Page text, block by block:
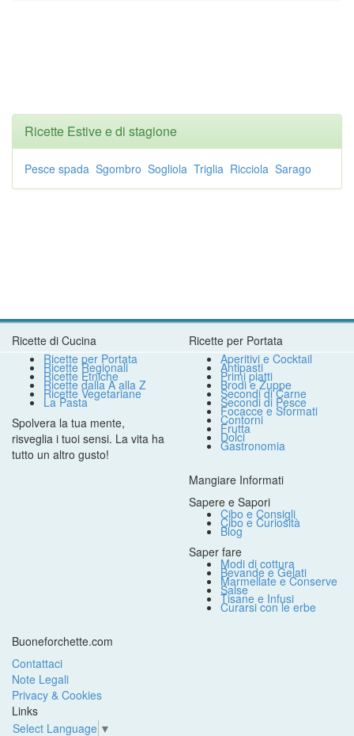
Ricette Estive e di stagione
Pesce spada Sgombro Sogliola Triglia Ricciola Sarago
Ricette di Cucina
Ricette per Portata
Ricette Regionali
Ricette Etniche
Ricette dalla A alla Z
Ricette Vegetariane
La Pasta
Spolvera la tua mente,
risveglia i tuoi sensi. La vita ha
tutto un altro gusto!
Ricette per Portata
Aperitivi e Cocktail
Antipasti
Primi piatti
Brodi e Zuppe
Secondi di Carne
Secondi di Pesce
Focacce e Sformati
Contorni
Frutta
Dolci
Gastronomia
Mangiare Informati
Sapere e Sapori
Cibo e Consigli
Cibo e Curiosità
Blog
Saper fare
Modi di cottura
Bevande e Gelati
Marmellate e Conserve
Salse
Tisane e Infusi
Curarsi con le erbe
Buoneforchette.com
Contattaci
Note Legali
Privacy & Cookies
Links
Select Language ▼